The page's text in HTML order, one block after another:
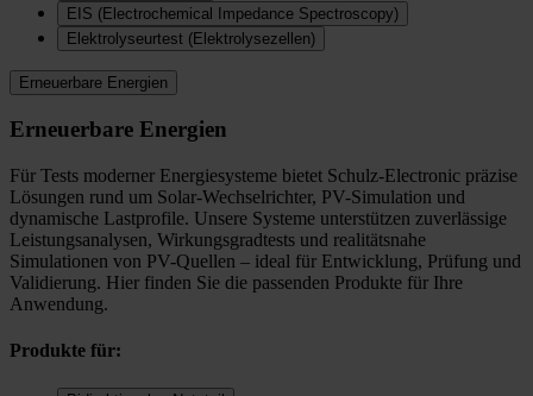
EIS (Electrochemical Impedance Spectroscopy)
Elektrolyseurtest (Elektrolysezellen)
Erneuerbare Energien
Erneuerbare Energien
Für Tests moderner Energiesysteme bietet Schulz-Electronic präzise
Lösungen rund um Solar-Wechselrichter, PV-Simulation und
dynamische Lastprofile. Unsere Systeme unterstützen zuverlässige
Leistungsanalysen, Wirkungsgradtests und realitätsnahe
Simulationen von PV-Quellen – ideal für Entwicklung, Prüfung und
Validierung. Hier finden Sie die passenden Produkte für Ihre
Anwendung.
Produkte für: